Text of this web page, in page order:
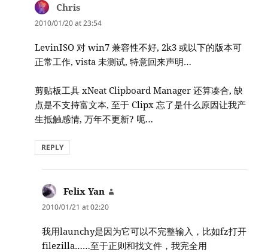
Chris
2010/01/20 at 23:54
LevinISO 对 win7 兼容性不好, 2k3 或以下的版本可
正常工作, vista 未测试, 特意回来声明…
剪贴板工具 xNeat Clipboard Manager 还算凑合, 缺
点是不支持富文本, 至于 Clipx 忘了是什么原因让我产
生抵触感情, 万年不更新? 呃…
REPLY
Felix Yan
2010/01/21 at 02:20
我用launchy是因为它可以不完整输入，比如fz打开
filezilla……至于正则和找文件，我完全用